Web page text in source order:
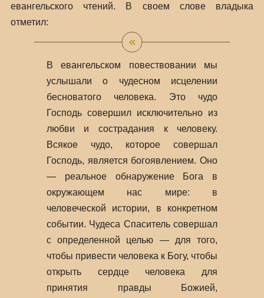
евангельского чтений. В своем слове владыка
отметил:
В евангельском повествовании мы
услышали о чудесном исцелении
бесноватого человека. Это чудо
Господь совершил исключительно из
любви и сострадания к человеку.
Всякое чудо, которое совершал
Господь, является богоявлением. Оно
— реальное обнаружение Бога в
окружающем нас мире: в
человеческой истории, в конкретном
событии. Чудеса Спаситель совершал
с определенной целью — для того,
чтобы привести человека к Богу, чтобы
открыть сердце человека для
принятия правды Божией,